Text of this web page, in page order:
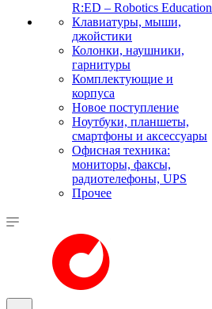
R:ED – Robotics Education
Клавиатуры, мыши,
джойстики
Колонки, наушники,
гарнитуры
Комплектующие и
корпуса
Новое поступление
Ноутбуки, планшеты,
смартфоны и аксессуары
Офисная техника:
мониторы, факсы,
радиотелефоны, UPS
Прочее